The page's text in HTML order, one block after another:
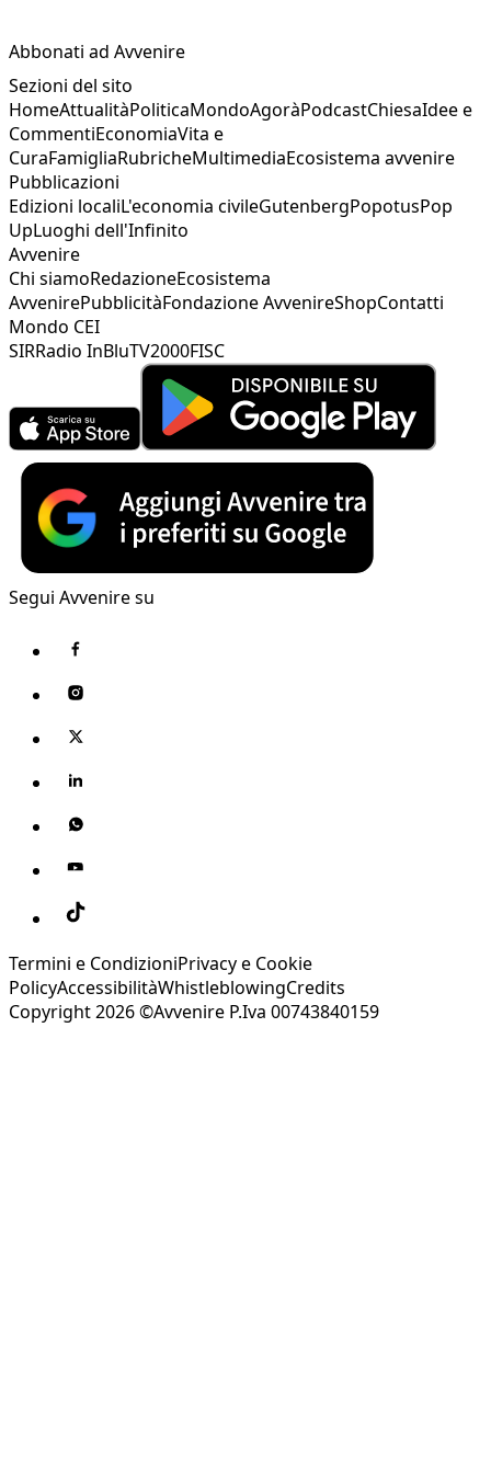
Abbonati ad Avvenire
Sezioni del sito
HomeAttualitàPoliticaMondoAgoràPodcastChiesaIdee e
CommentiEconomiaVita e
CuraFamigliaRubricheMultimediaEcosistema avvenire
Pubblicazioni
Edizioni localiL'economia civileGutenbergPopotusPop
UpLuoghi dell'Infinito
Avvenire
Chi siamoRedazioneEcosistema
AvvenirePubblicitàFondazione AvvenireShopContatti
Mondo CEI
SIRRadio InBluTV2000FISC
Segui Avvenire su
Termini e CondizioniPrivacy e Cookie
PolicyAccessibilitàWhistleblowingCredits
Copyright 2026 ©Avvenire P.Iva 00743840159